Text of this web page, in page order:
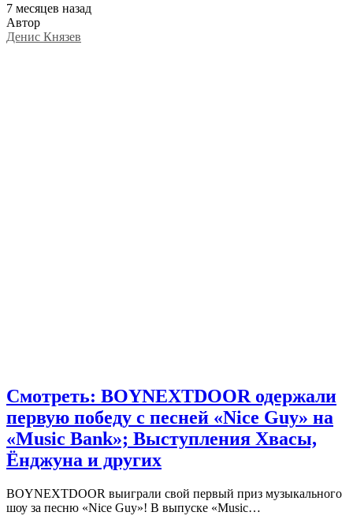
7 месяцев назад
Автор
Денис Князев
Смотреть: BOYNEXTDOOR одержали
первую победу с песней «Nice Guy» на
«Music Bank»; Выступления Хвасы,
Ёнджуна и других
BOYNEXTDOOR выиграли свой первый приз музыкального
шоу за песню «Nice Guy»! В выпуске «Music…